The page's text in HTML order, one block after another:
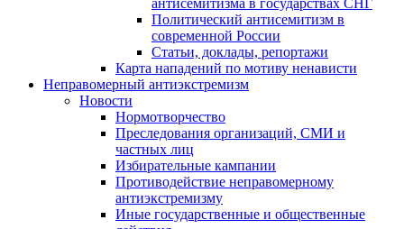
антисемитизма в государствах СНГ
Политический антисемитизм в
современной России
Статьи, доклады, репортажи
Карта нападений по мотиву ненависти
Неправомерный антиэкстремизм
Новости
Нормотворчество
Преследования организаций, СМИ и
частных лиц
Избирательные кампании
Противодействие неправомерному
антиэкстремизму
Иные государственные и общественные